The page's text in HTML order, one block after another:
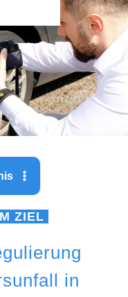
ZIEL
in